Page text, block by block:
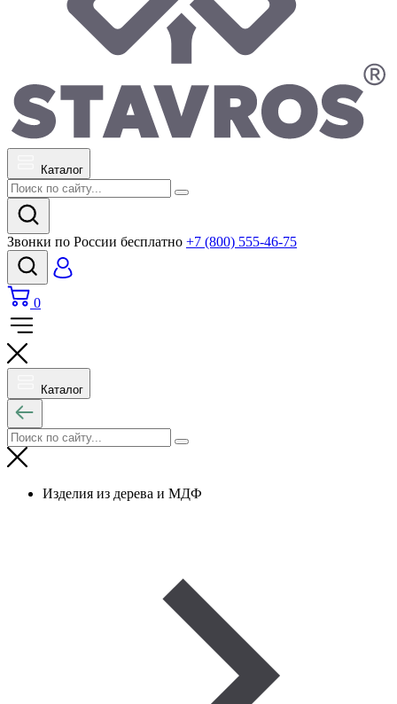
Каталог
Звонки по России бесплатно +7 (800) 555-46-75
0
Каталог
Изделия из дерева и МДФ